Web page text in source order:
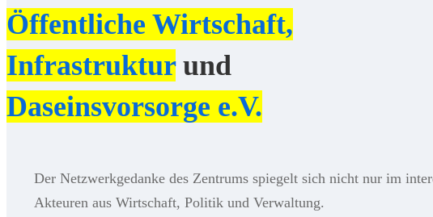
Öffentliche Wirtschaft,
Infrastrukturund
Daseinsvorsorge e.V.
Der Netzwerkgedanke des Zentrums spiegelt sich nicht nur im
Akteuren aus Wirtschaft, Politik und Verwaltung.